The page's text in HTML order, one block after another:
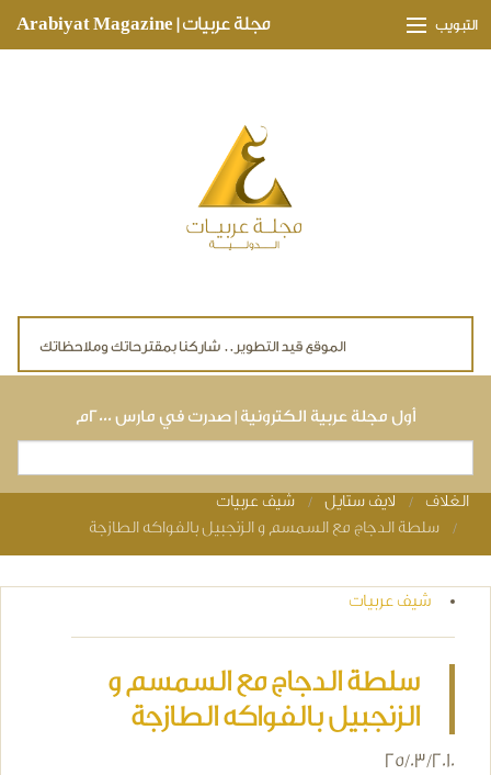
مجلة عربيات | Arabiyat Magazine التبويب
أول مجلة عربية الكترونية | صدرت في مارس ٢٠٠٠م
You are here
الغلاف لايف ستايل
شيف عربيات
سلطة الدجاج مع السمسم و الزنجبيل بالفواكه الطازجة
شيف عربيات
سلطة الدجاج مع السمسم و
الزنجبيل بالفواكه الطازجة
25/03/2010